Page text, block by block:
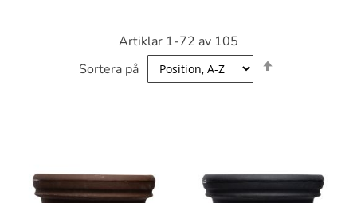
Artiklar 1-72 av 105
Sortera på